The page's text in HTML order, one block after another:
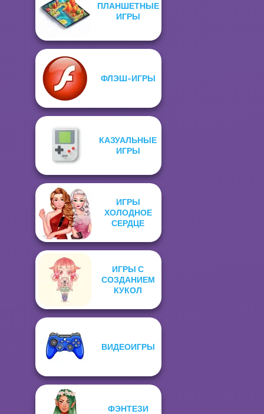
ПЛАНШЕТНЫЕ
ИГРЫ
ФЛЭШ-ИГРЫ
КАЗУАЛЬНЫЕ
ИГРЫ
ИГРЫ
ХОЛОДНОЕ
СЕРДЦЕ
ИГРЫ С
СОЗДАНИЕМ
КУКОЛ
ВИДЕОИГРЫ
ФЭНТЕЗИ